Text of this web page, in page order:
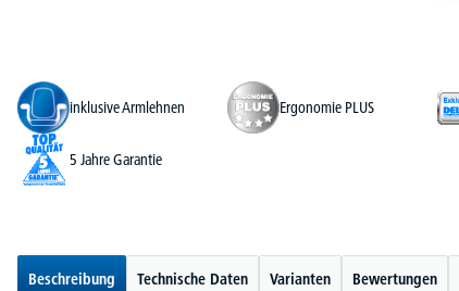
inklusive Armlehnen Ergonomie PLUS
5 Jahre Garantie
Beschreibung Technische Daten Varianten Bewertungen